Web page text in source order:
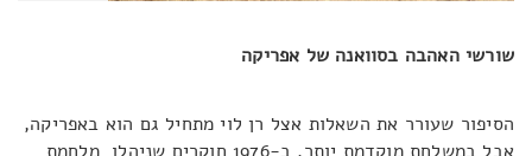
שורשי האהבה בסוואנה של אפריקה
הסיפור שעורר את השאלות אצל רן לוי מתחיל גם הוא באפריקה,